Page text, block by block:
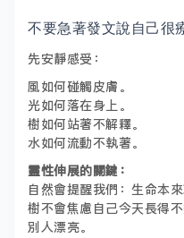
不要急著發文說自己很
先安靜感受：
風如何碰觸皮膚。
光如何落在身上。
樹如何站著不解釋。
水如何流動不執著。
靈性伸展的關鍵：
自然會提醒我們：生命本來
樹不會焦慮自己今天長得
別人漂亮。